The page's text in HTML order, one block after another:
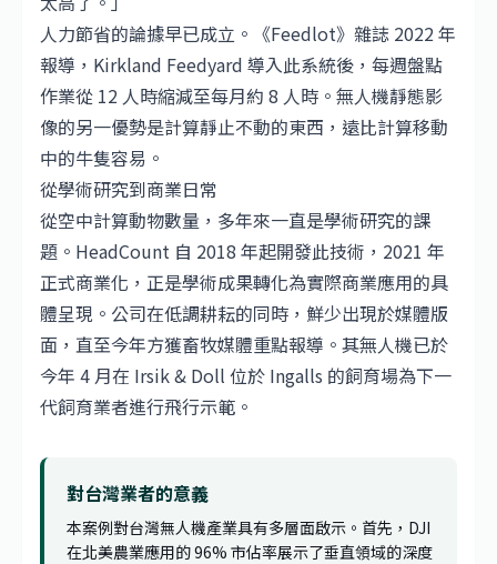
人力節省的論據早已成立。《Feedlot》雜誌 2022 年
報導，Kirkland Feedyard 導入此系統後，每週盤點
作業從 12 人時縮減至每月約 8 人時。無人機靜態影
像的另一優勢是計算靜止不動的東西，遠比計算移動
中的牛隻容易。
從學術研究到商業日常
從空中計算動物數量，多年來一直是學術研究的課
題。HeadCount 自 2018 年起開發此技術，2021 年
正式商業化，正是學術成果轉化為實際商業應用的具
體呈現。公司在低調耕耘的同時，鮮少出現於媒體版
面，直至今年方獲畜牧媒體重點報導。其無人機已於
今年 4 月在 Irsik & Doll 位於 Ingalls 的飼育場為下一
代飼育業者進行飛行示範。
對台灣業者的意義
本案例對台灣無人機產業具有多層面啟示。首先，DJI
在北美農業應用的 96% 市佔率展示了垂直領域的深度